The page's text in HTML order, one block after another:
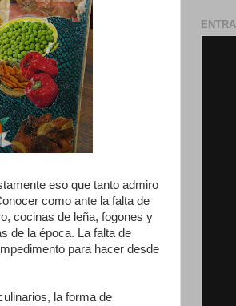
eso que tanto admiro
como ante la falta de
cocinas de leña, fogones y
de la época. La falta de
para hacer desde
la forma de